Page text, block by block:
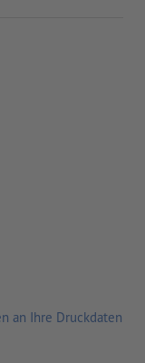
an Ihre Druckdaten